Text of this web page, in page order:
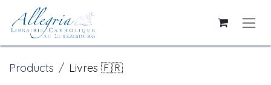
Skip to Content
Products Livres 🇫🇷